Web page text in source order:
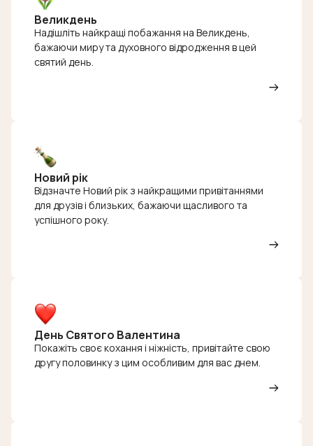
Великдень
Надішліть найкращі побажання на Великдень,
бажаючи миру та духовного відродження в цей
святий день.
Новий рік
Відзначте Новий рік з найкращими привітаннями
для друзів і близьких, бажаючи щасливого та
успішного року.
День Святого Валентина
Покажіть своє кохання і ніжність, привітайте свою
другу половинку з цим особливим для вас днем.